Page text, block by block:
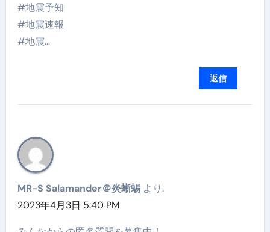
#地震予知
#地震速報
#地震…
返信
MR-S Salamander＠炎蜥蜴 より:
2023年4月3日 5:40 PM